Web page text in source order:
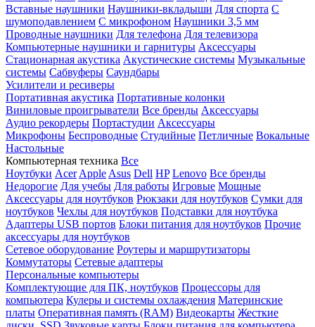
Вставные наушники Наушники-вкладыши Для спорта С
шумоподавлением С микрофоном Наушники 3,5 мм
Проводные наушники Для телефона Для телевизора
Компьютерные наушники и гарнитуры Аксессуары
Стационарная акустика Акустические системы Музыкальные
системы Сабвуферы Саундбары
Усилители и ресиверы
Портативная акустика Портативные колонки
Виниловые проигрыватели Все бренды Аксессуары
Аудио рекордеры Портастудии Аксессуары
Микрофоны Беспроводные Студийные Петличные Вокальные
Настольные
Компьютерная техника Все
Ноутбуки Acer Apple Asus Dell HP Lenovo Все бренды
Недорогие Для учебы Для работы Игровые Мощные
Аксессуары для ноутбуков Рюкзаки для ноутбуков Сумки для
ноутбуков Чехлы для ноутбуков Подставки для ноутбука
Адаптеры USB портов Блоки питания для ноутбуков Прочие
аксессуары для ноутбуков
Сетевое оборудование Роутеры и маршрутизаторы
Коммутаторы Сетевые адаптеры
Персональные компьютеры
Комплектующие для ПК, ноутбуков Процессоры для
компьютера Кулеры и системы охлаждения Материнские
платы Оперативная память (RAM) Видеокарты Жесткие